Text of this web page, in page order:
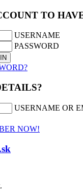
TO
USERNAME
PASSWORD
USERNAME OR
NOW!